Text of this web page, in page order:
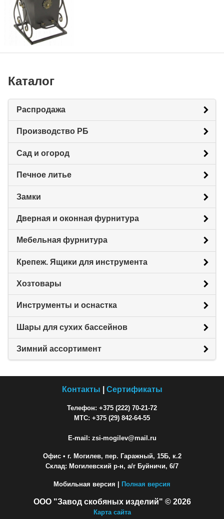
Каталог
Распродажа
Производство РБ
Сад и огород
Печное литье
Замки
Дверная и оконная фурнитура
Мебельная фурнитура
Крепеж. Ящики для инструмента
Хозтовары
Инструменты и оснастка
Шары для сухих бассейнов
Зимний ассортимент
Контакты Сертификаты
Телефон: +375 (222) 70-21-72
МТС: +375 (29) 842-64-55
E-mail: zsi-mogilev@mail.ru
Офис• г. Могилев, пер. Гаражный, 15Б, к.2
Склад: Могилевский р-н, а/г Буйничи, 6/7
Мобильная версия | Полная версия
ООО "Завод скобяных изделий" © 2026
Карта сайта